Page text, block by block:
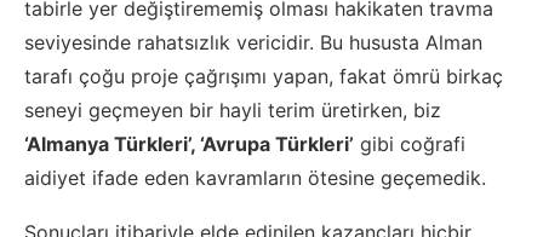
tabirle yer değiştirememiş olması hakikaten travma
seviyesinde rahatsızlık vericidir. Bu hususta Alman
tarafı çoğu proje çağrışımı yapan, fakat ömrü birkaç
seneyi geçmeyen bir hayli terim üretirken, biz
‘Almanya Türkleri’, ‘Avrupa Türkleri’ gibi coğrafi
aidiyet ifade eden kavramların ötesine geçemedik.